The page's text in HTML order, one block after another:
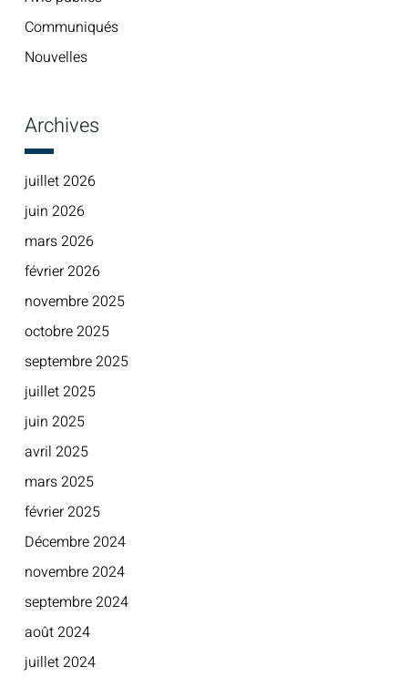
Communiqués
Nouvelles
Archives
juillet 2026
juin 2026
mars 2026
février 2026
novembre 2025
octobre 2025
septembre 2025
juillet 2025
juin 2025
avril 2025
mars 2025
février 2025
Décembre 2024
novembre 2024
septembre 2024
août 2024
juillet 2024